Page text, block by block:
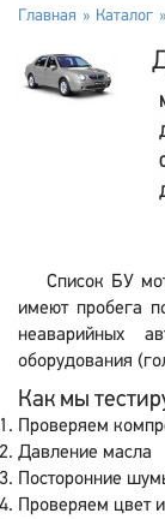
Главная Каталог
Список БУ
имеют пробега
неаварийных
оборудования
Как мы
Проверяем
Давление масла
Посторонние
Проверяем цвет